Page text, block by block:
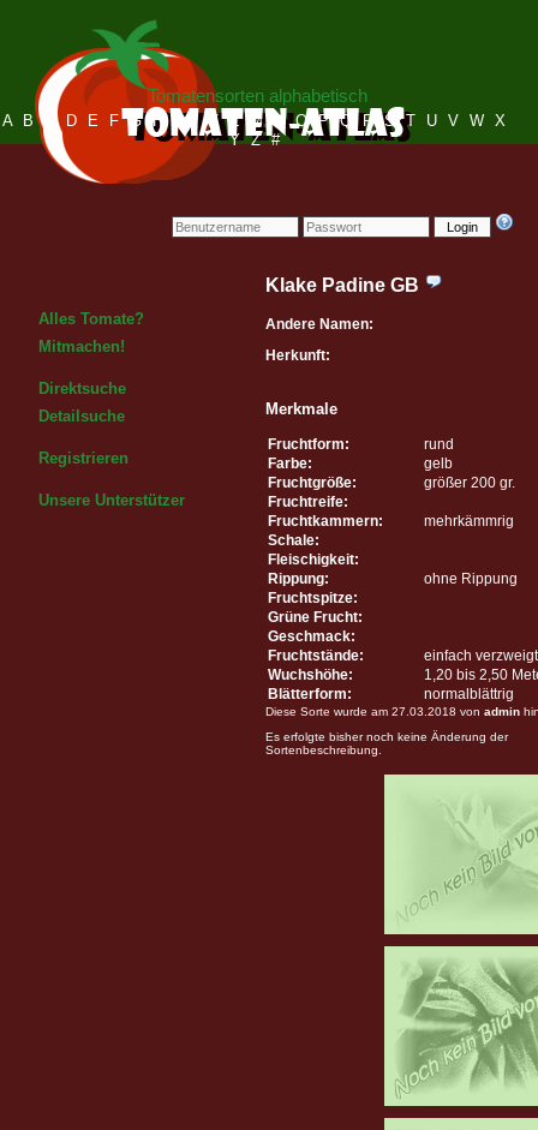
Login
Tomatensorten alphabetisch
A B C D E F G H I J K L M N O P Q R S T U V W X
Y Z #
Alles Tomate?
Mitmachen!
Direktsuche
Detailsuche
Registrieren
Unsere Unterstützer
Klake Padine GB
Andere Namen:
Herkunft:
Merkmale
Fruchtform:
rund
Farbe:
gelb
Fruchtgröße:
größer 200 gr.
Fruchtreife:
Fruchtkammern:
mehrkämmrig
Schale:
Fleischigkeit:
Rippung:
ohne Rippung
Fruchtspitze:
Grüne Frucht:
Geschmack:
Fruchtstände:
einfach verzweigt
Wuchshöhe:
1,20 bis 2,50
Blätterform:
normalblättrig
Diese Sorte wurde am 27.03.2018 von admin
Es erfolgte bisher noch keine Änderung der
Sortenbeschreibung.